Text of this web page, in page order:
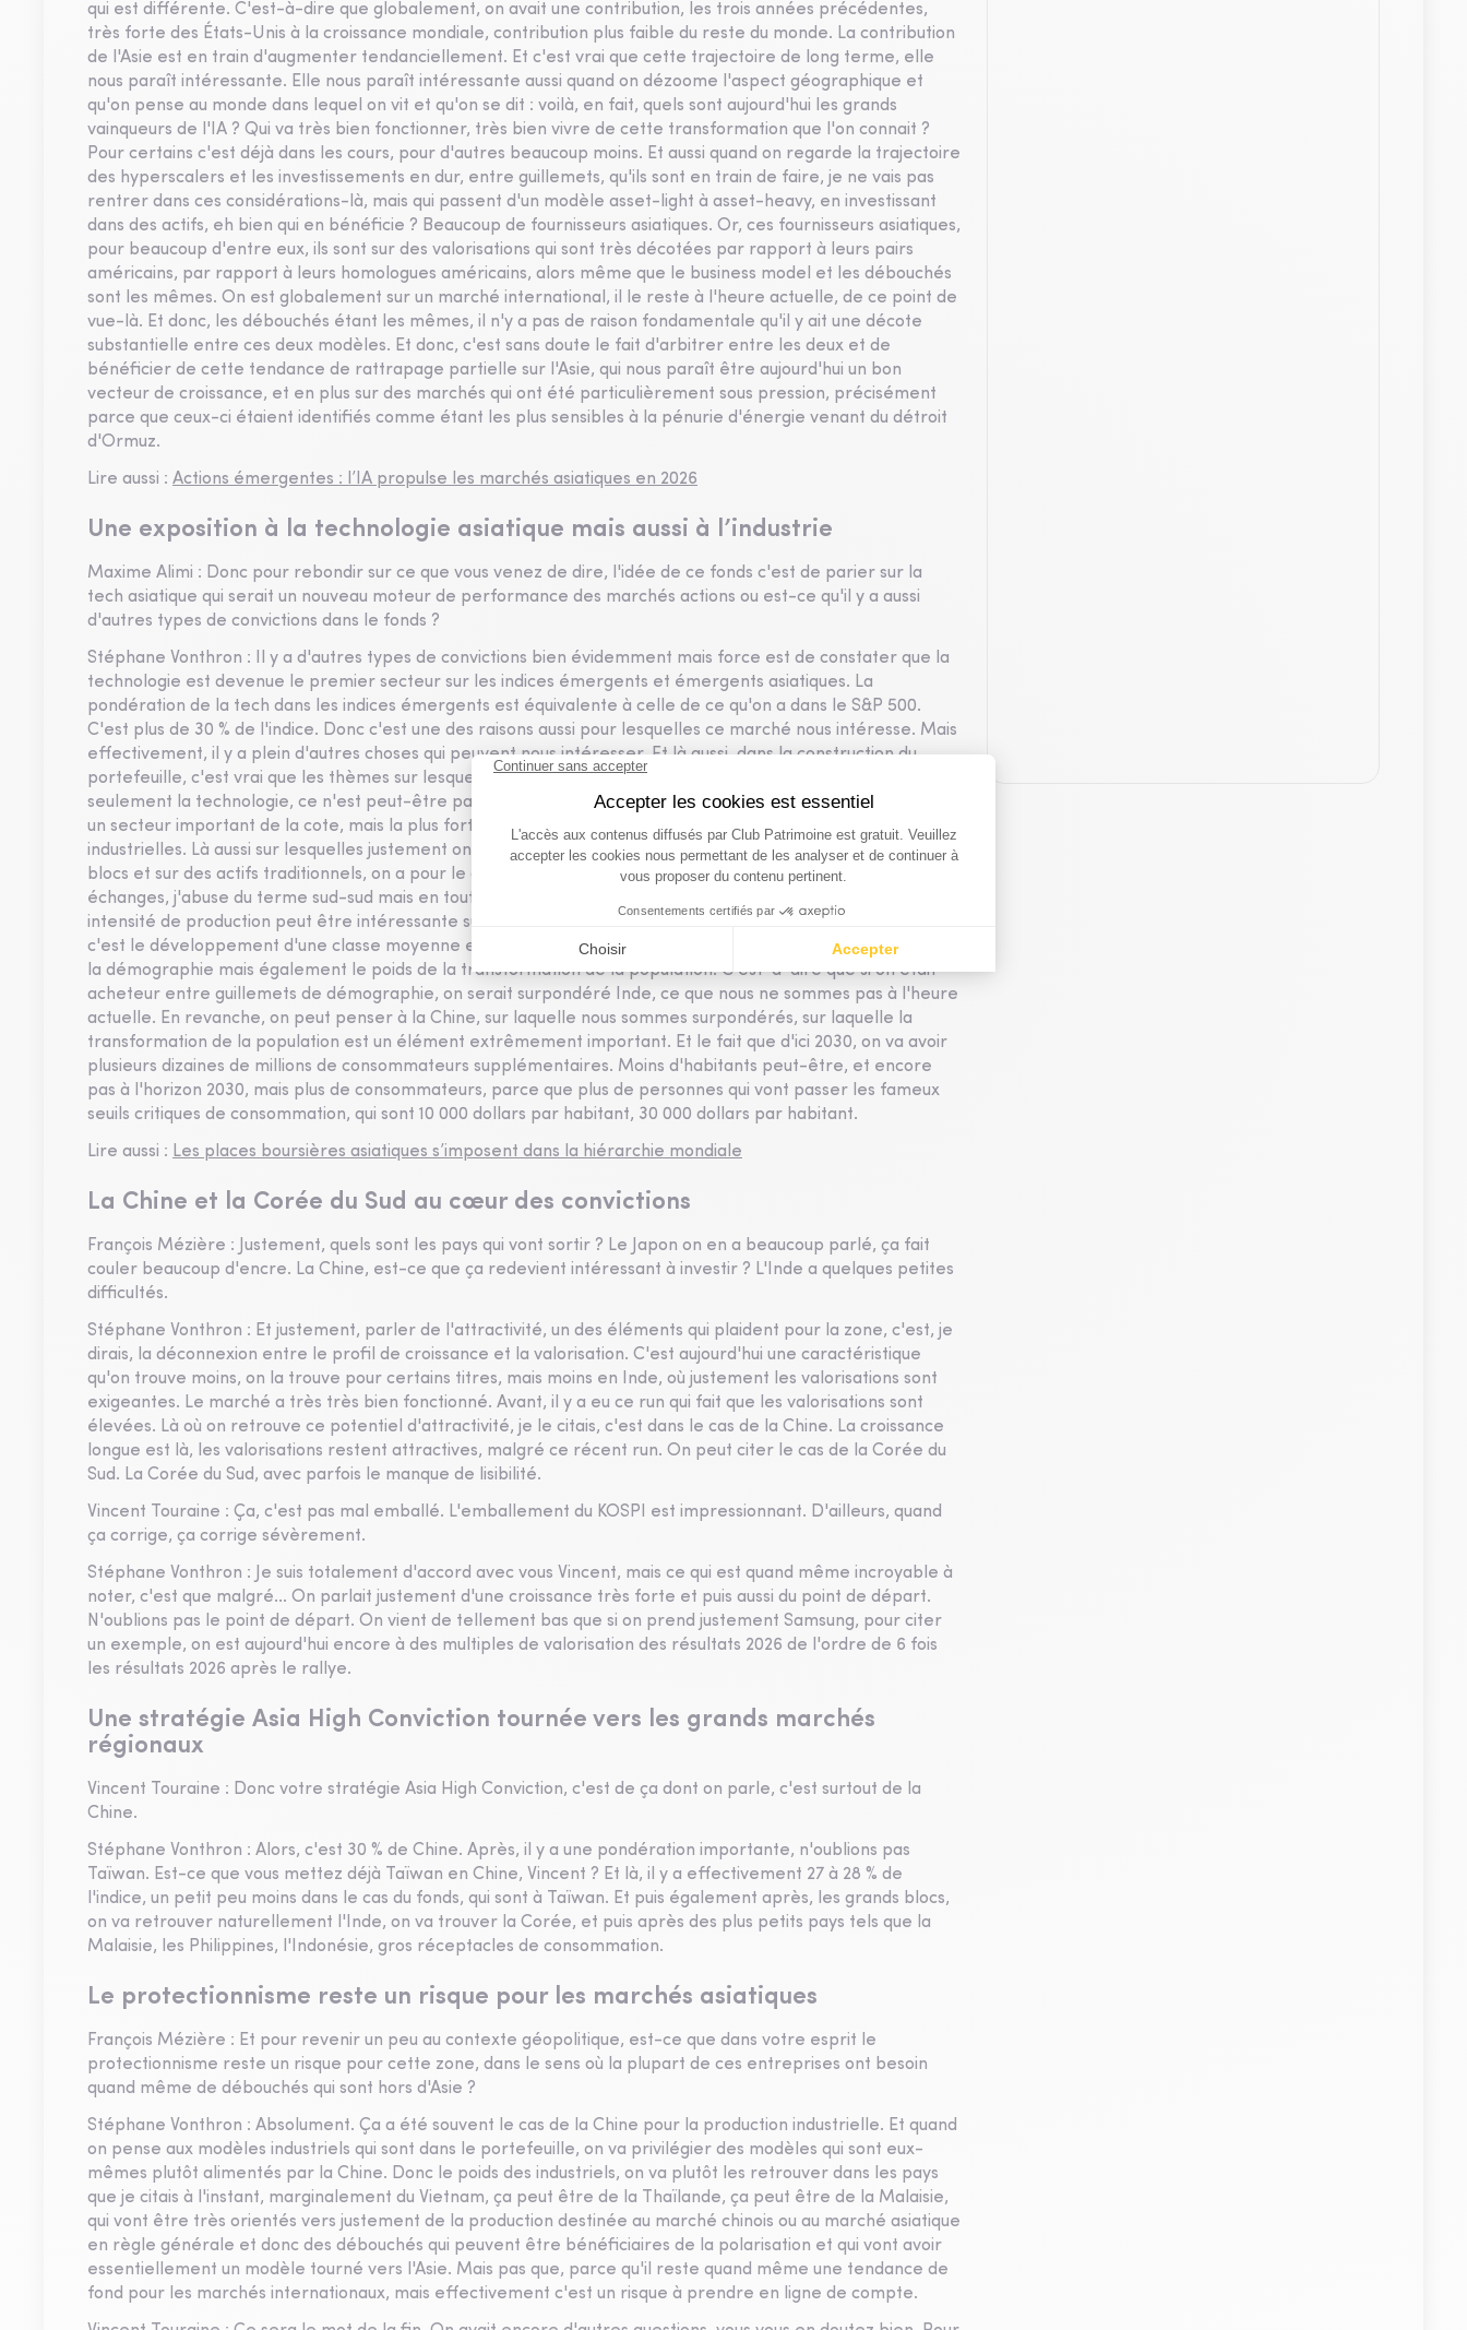
qui est différente. C'est-à-dire que globalement, on avait une contribution, les trois années précédentes,
très forte des États-Unis à la croissance mondiale, contribution plus faible du reste du monde. La contribution
de l'Asie est en train d'augmenter tendanciellement. Et c'est vrai que cette trajectoire de long terme, elle
nous paraît intéressante. Elle nous paraît intéressante aussi quand on dézoome l'aspect géographique et
qu'on pense au monde dans lequel on vit et qu'on se dit : voilà, en fait, quels sont aujourd'hui les grands
vainqueurs de l'IA ? Qui va très bien fonctionner, très bien vivre de cette transformation que l'on connait ?
Pour certains c'est déjà dans les cours, pour d'autres beaucoup moins. Et aussi quand on regarde la trajectoire
des hyperscalers et les investissements en dur, entre guillemets, qu'ils sont en train de faire, je ne vais pas
rentrer dans ces considérations-là, mais qui passent d'un modèle asset-light à asset-heavy, en investissant
dans des actifs, eh bien qui en bénéficie ? Beaucoup de fournisseurs asiatiques. Or, ces fournisseurs asiatiques,
pour beaucoup d'entre eux, ils sont sur des valorisations qui sont très décotées par rapport à leurs pairs
américains, par rapport à leurs homologues américains, alors même que le business model et les débouchés
sont les mêmes. On est globalement sur un marché international, il le reste à l'heure actuelle, de ce point de
vue-là. Et donc, les débouchés étant les mêmes, il n'y a pas de raison fondamentale qu'il y ait une décote
substantielle entre ces deux modèles. Et donc, c'est sans doute le fait d'arbitrer entre les deux et de
bénéficier de cette tendance de rattrapage partielle sur l'Asie, qui nous paraît être aujourd'hui un bon
vecteur de croissance, et en plus sur des marchés qui ont été particulièrement sous pression, précisément
parce que ceux-ci étaient identifiés comme étant les plus sensibles à la pénurie d'énergie venant du détroit
d'Ormuz.
Lire aussi : Actions émergentes : l’IA propulse les marchés asiatiques en 2026
Une exposition à la technologie asiatique mais aussi à l’industrie
Maxime Alimi : Donc pour rebondir sur ce que vous venez de dire, l'idée de ce fonds c'est de parier sur la
tech asiatique qui serait un nouveau moteur de performance des marchés actions ou est-ce qu'il y a aussi
d'autres types de convictions dans le fonds ?
Stéphane Vonthron : Il y a d'autres types de convictions bien évidemment mais force est de constater que la
technologie est devenue le premier secteur sur les indices émergents et émergents asiatiques. La
pondération de la tech dans les indices émergents est équivalente à celle de ce qu'on a dans le S&P 500.
C'est plus de 30 % de l'indice. Donc c'est une des raisons aussi pour lesquelles ce marché nous intéresse. Mais
effectivement, il y a plein d'autres choses qui peuvent nous intéresser. Et là aussi, dans la construction du
portefeuille, c'est vrai que les thèmes sur lesquels on va être surpondérés à l'heure actuelle, ce n'est pas
seulement la technologie, ce n'est peut-être pas d'ailleurs la plus forte surpondération, parce que c'est déjà
un secteur important de la cote, mais la plus forte surpondération à l'heure actuelle, ce sont des valeurs
industrielles. Là aussi sur lesquelles justement on a une construction d'autonomie, on a cette polarisation des
blocs et sur des actifs traditionnels, on a pour le coup des échanges plus courts, des circuits plus courts, des
échanges, j'abuse du terme sud-sud mais en tout cas intra-zone asiatique, sur lesquels justement cette
intensité de production peut être intéressante sur des valeurs industrielles. Et puis la conso, le grand thème
c'est le développement d'une classe moyenne et d'une consommation puisqu'en fait il y a à la fois le poids de
la démographie mais également le poids de la transformation de la population. C'est-à-dire que si on était
acheteur entre guillemets de démographie, on serait surpondéré Inde, ce que nous ne sommes pas à l'heure
actuelle. En revanche, on peut penser à la Chine, sur laquelle nous sommes surpondérés, sur laquelle la
transformation de la population est un élément extrêmement important. Et le fait que d'ici 2030, on va avoir
plusieurs dizaines de millions de consommateurs supplémentaires. Moins d'habitants peut-être, et encore
pas à l'horizon 2030, mais plus de consommateurs, parce que plus de personnes qui vont passer les fameux
seuils critiques de consommation, qui sont 10 000 dollars par habitant, 30 000 dollars par habitant.
Lire aussi : Les places boursières asiatiques s’imposent dans la hiérarchie mondiale
La Chine et la Corée du Sud au cœur des convictions
François Mézière : Justement, quels sont les pays qui vont sortir ? Le Japon on en a beaucoup parlé, ça fait
couler beaucoup d'encre. La Chine, est-ce que ça redevient intéressant à investir ? L'Inde a quelques petites
difficultés.
Stéphane Vonthron : Et justement, parler de l'attractivité, un des éléments qui plaident pour la zone, c'est, je
dirais, la déconnexion entre le profil de croissance et la valorisation. C'est aujourd'hui une caractéristique
qu'on trouve moins, on la trouve pour certains titres, mais moins en Inde, où justement les valorisations sont
exigeantes. Le marché a très très bien fonctionné. Avant, il y a eu ce run qui fait que les valorisations sont
élevées. Là où on retrouve ce potentiel d'attractivité, je le citais, c'est dans le cas de la Chine. La croissance
longue est là, les valorisations restent attractives, malgré ce récent run. On peut citer le cas de la Corée du
Sud. La Corée du Sud, avec parfois le manque de lisibilité.
Vincent Touraine : Ça, c'est pas mal emballé. L'emballement du KOSPI est impressionnant. D'ailleurs, quand
ça corrige, ça corrige sévèrement.
Stéphane Vonthron : Je suis totalement d'accord avec vous Vincent, mais ce qui est quand même incroyable à
noter, c'est que malgré... On parlait justement d'une croissance très forte et puis aussi du point de départ.
N'oublions pas le point de départ. On vient de tellement bas que si on prend justement Samsung, pour citer
un exemple, on est aujourd'hui encore à des multiples de valorisation des résultats 2026 de l'ordre de 6 fois
les résultats 2026 après le rallye.
Une stratégie Asia High Conviction tournée vers les grands marchés
régionaux
Vincent Touraine : Donc votre stratégie Asia High Conviction, c'est de ça dont on parle, c'est surtout de la
Chine.
Stéphane Vonthron : Alors, c'est 30 % de Chine. Après, il y a une pondération importante, n'oublions pas
Taïwan. Est-ce que vous mettez déjà Taïwan en Chine, Vincent ? Et là, il y a effectivement 27 à 28 % de
l'indice, un petit peu moins dans le cas du fonds, qui sont à Taïwan. Et puis également après, les grands blocs,
on va retrouver naturellement l'Inde, on va trouver la Corée, et puis après des plus petits pays tels que la
Malaisie, les Philippines, l'Indonésie, gros réceptacles de consommation.
Le protectionnisme reste un risque pour les marchés asiatiques
François Mézière : Et pour revenir un peu au contexte géopolitique, est-ce que dans votre esprit le
protectionnisme reste un risque pour cette zone, dans le sens où la plupart de ces entreprises ont besoin
quand même de débouchés qui sont hors d'Asie ?
Stéphane Vonthron : Absolument. Ça a été souvent le cas de la Chine pour la production industrielle. Et quand
on pense aux modèles industriels qui sont dans le portefeuille, on va privilégier des modèles qui sont eux-
mêmes plutôt alimentés par la Chine. Donc le poids des industriels, on va plutôt les retrouver dans les pays
que je citais à l'instant, marginalement du Vietnam, ça peut être de la Thaïlande, ça peut être de la Malaisie,
qui vont être très orientés vers justement de la production destinée au marché chinois ou au marché asiatique
en règle générale et donc des débouchés qui peuvent être bénéficiaires de la polarisation et qui vont avoir
essentiellement un modèle tourné vers l'Asie. Mais pas que, parce qu'il reste quand même une tendance de
fond pour les marchés internationaux, mais effectivement c'est un risque à prendre en ligne de compte.